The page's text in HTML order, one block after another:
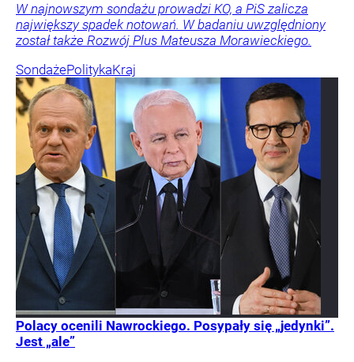
W najnowszym sondażu prowadzi KO, a PiS zalicza
największy spadek notowań. W badaniu uwzględniony
został także Rozwój Plus Mateusza Morawieckiego.
SondażePolitykaKraj
Polacy ocenili Nawrockiego. Posypały się „jedynki”.
Jest „ale”